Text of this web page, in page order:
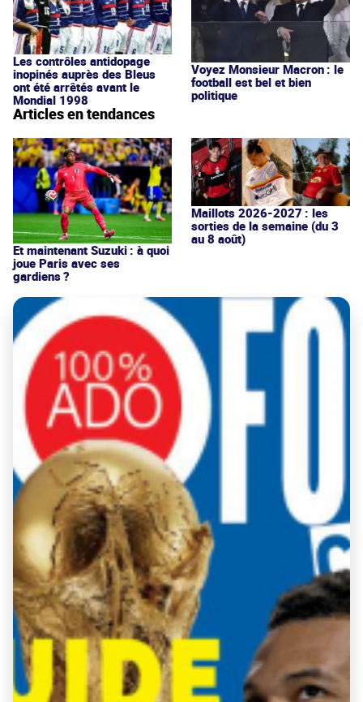
Les contrôles antidopage
inopinés auprès des Bleus
ont été arrêtés avant le
Mondial 1998
Voyez Monsieur Macron : le
football est bel et bien
politique
Articles en tendances
Et maintenant Suzuki : à quoi
joue Paris avec ses
gardiens ?
Maillots 2026-2027 : les
sorties de la semaine (du 3
au 8 août)